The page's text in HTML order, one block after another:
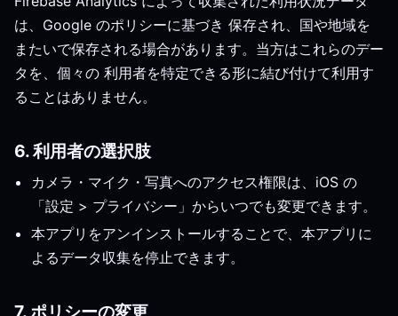
は、Google のポリシーに基づき 保存され、国や地域を
またいで保存される場合があります。当方はこれらのデー
タを、個々の 利用者を特定できる形に結び付けて利用す
ることはありません。
6. 利用者の選択肢
カメラ・マイク・写真へのアクセス権限は、iOS の
「設定 > プライバシー」からいつでも変更できます。
本アプリをアンインストールすることで、本アプリに
よるデータ収集を停止できます。
7. ポリシーの変更